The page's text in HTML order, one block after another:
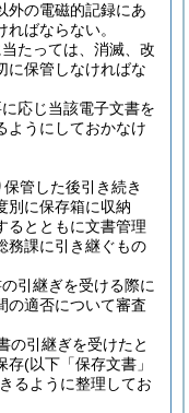
外の電磁的記録にあ
ばならない。
たっては、消滅、改
に保管しなければな
応じ当該電子文書を
ようにしておかなけ
管した後引き続き
別に保存箱に収納
るとともに文書管理
務課に引き継ぐもの
引継ぎを受ける際に
の適否について審査
の引継ぎを受けたと
存(以下「保存文書」
るように整理してお